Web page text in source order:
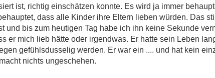
ist, richtig einschätzen konnte. Es wird ja immer
dass alle Kinder ihre Eltern lieben würden. Das
und bis zum heutigen Tag habe ich ihn keine Sekunde
er mich lieb hätte oder irgendwas. Er hatte sein Leben
gefühlsdusselig werden. Er war ein .... und hat kein
nichts ungeschehen.